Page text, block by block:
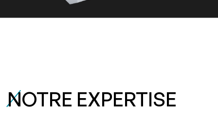
NOTRE EXPERTISE